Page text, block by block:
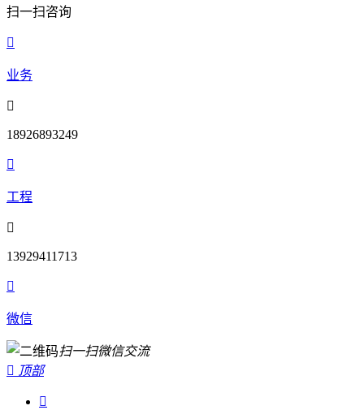
扫一扫咨询

业务

18926893249

工程

13929411713

微信
扫一扫微信交流
 顶部
